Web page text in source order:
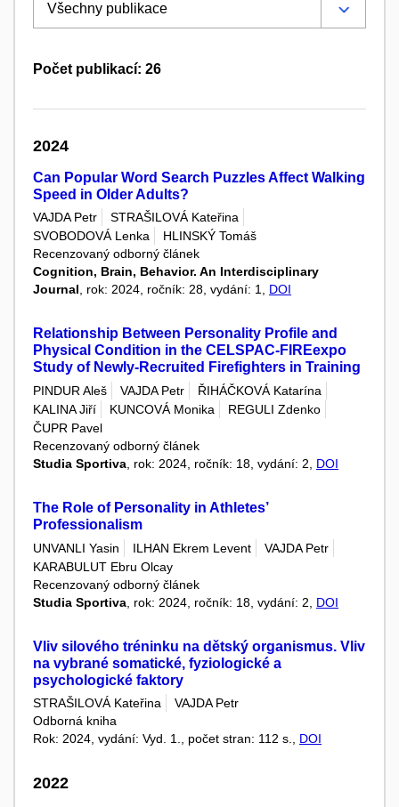
Počet publikací: 26
2024
Can Popular Word Search Puzzles Affect Walking
Speed in Older Adults?
VAJDA Petr
STRAŠILOVÁ Kateřina
SVOBODOVÁ Lenka
HLINSKÝ Tomáš
Recenzovaný odborný článek
Cognition, Brain, Behavior. An Interdisciplinary
Journal, rok: 2024, ročník: 28, vydání: 1, DOI
Relationship Between Personality Profile and
Physical Condition in the CELSPAC-FIREexpo
Study of Newly-Recruited Firefighters in Training
PINDUR Aleš VAJDA Petr
ŘIHÁČKOVÁ Katarína
KALINA Jiří
KUNCOVÁ Monika
REGULI Zdenko
ČUPR Pavel
Recenzovaný odborný článek
Studia Sportiva, rok: 2024, ročník: 18, vydání: 2, DOI
The Role of Personality in Athletes’
Professionalism
UNVANLI Yasin ILHAN Ekrem Levent
VAJDA Petr
KARABULUT Ebru Olcay
Recenzovaný odborný článek
Studia Sportiva , rok: 2024, ročník: 18, vydání: 2, DOI
Vliv silového tréninku na dětský organismus. Vliv
na vybrané somatické, fyziologické a
psychologické faktory
STRAŠILOVÁ Kateřina
VAJDA Petr
Odborná kniha
Rok: 2024, vydání: Vyd. 1., počet stran: 112 s., DOI
2022